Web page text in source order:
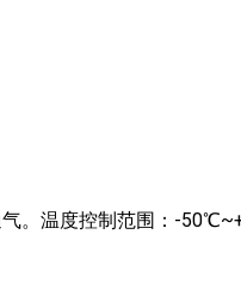
。温度控制范围：-